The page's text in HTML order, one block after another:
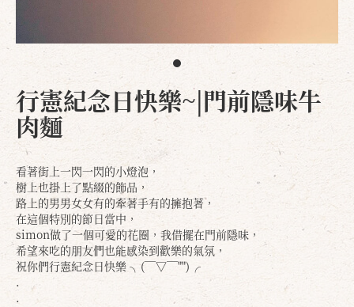
行憲紀念日快樂~|門前隱味牛
肉麵
看著街上一閃一閃的小燈泡，
樹上也掛上了點綴的飾品，
路上的男男女女有的牽著手有的擁抱著，
在這個特別的節日當中，
simon做了一個可愛的花圈，我借擺在門前隱味，
希望來吃的朋友們也能感染到歡樂的氣氛，
祝你們行憲紀念日快樂 ╮(￣▽￣"")╭
.
.